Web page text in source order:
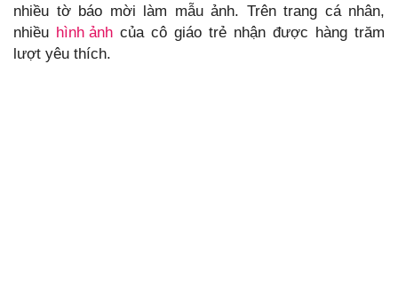
nhiều tờ báo mời làm mẫu ảnh. Trên trang cá nhân,
nhiều hình ảnh của cô giáo trẻ nhận được hàng trăm
lượt yêu thích.